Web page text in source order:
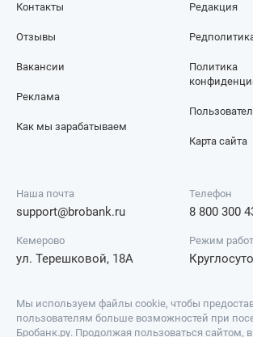
Контакты
Отзывы
Редакция
Вакансии
Реклама
Как мы зарабатываем
Политика
Карта сайта
Наша почта
support@brobank.ru
Телефон
8 800 300
Кемерово
ул. Терешковой, 18А
Режим
Мы используем файлы cookie, чтобы
пользователям больше возможностей при
Бробанк.ру. Продолжая пользоваться сайтом,